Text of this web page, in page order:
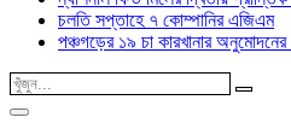
চলতি সপ্তাহে ৭ কোম্পানির এজিএম
পঞ্চগড়ের ১৯ চা কারখানার অনুমোদনের